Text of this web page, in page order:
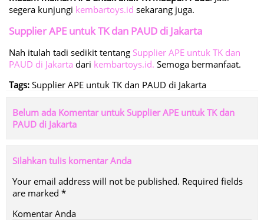
segera kunjungi kembartoys.id sekarang juga.
Supplier APE untuk TK dan PAUD di Jakarta
Nah itulah tadi sedikit tentang Supplier APE untuk TK dan
PAUD di Jakarta dari kembartoys.id. Semoga bermanfaat.
Tags: Supplier APE untuk TK dan PAUD di Jakarta
Belum ada Komentar untuk Supplier APE untuk TK dan
PAUD di Jakarta
Silahkan tulis komentar Anda
Your email address will not be published. Required fields
are marked *
Komentar Anda